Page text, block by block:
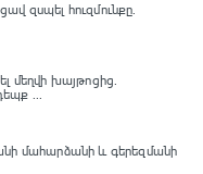
զսպել հուզմունքը.
մեղվի խայթոցից.
...
մահարձանի և գերեզմանի